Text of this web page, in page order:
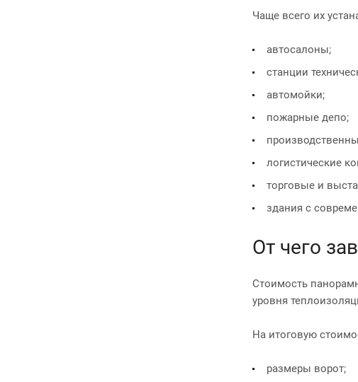
Чаще всего их
автосалоны;
станции
автомойки;
пожарные депо;
логистические
торговые и
здания с
От чего
Стоимость
уровня
На итоговую
размеры ворот;